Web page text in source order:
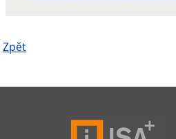
Zpět